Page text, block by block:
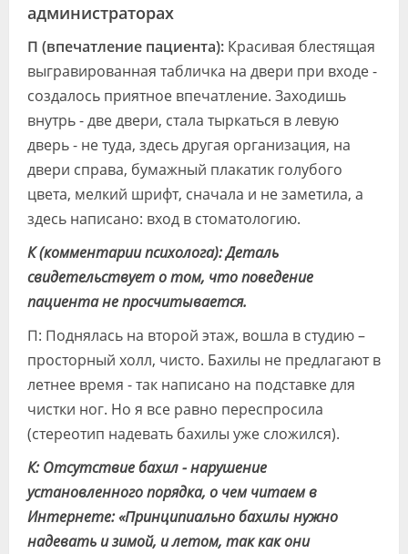
администраторах
П (впечатление пациента): Красивая блестящая
выгравированная табличка на двери при входе -
создалось приятное впечатление. Заходишь
внутрь - две двери, стала тыркаться в левую
дверь - не туда, здесь другая организация, на
двери справа, бумажный плакатик голубого
цвета, мелкий шрифт, сначала и не заметила, а
здесь написано: вход в стоматологию.
К (комментарии психолога): Деталь
свидетельствует о том, что поведение
пациента не просчитывается.
П: Поднялась на второй этаж, вошла в студию –
просторный холл, чисто. Бахилы не предлагают в
летнее время - так написано на подставке для
чистки ног. Но я все равно переспросила
(стереотип надевать бахилы уже сложился).
К: Отсутствие бахил - нарушение
установленного порядка, о чем читаем в
Интернете: «Принципиально бахилы нужно
надевать и зимой, и летом, так как они